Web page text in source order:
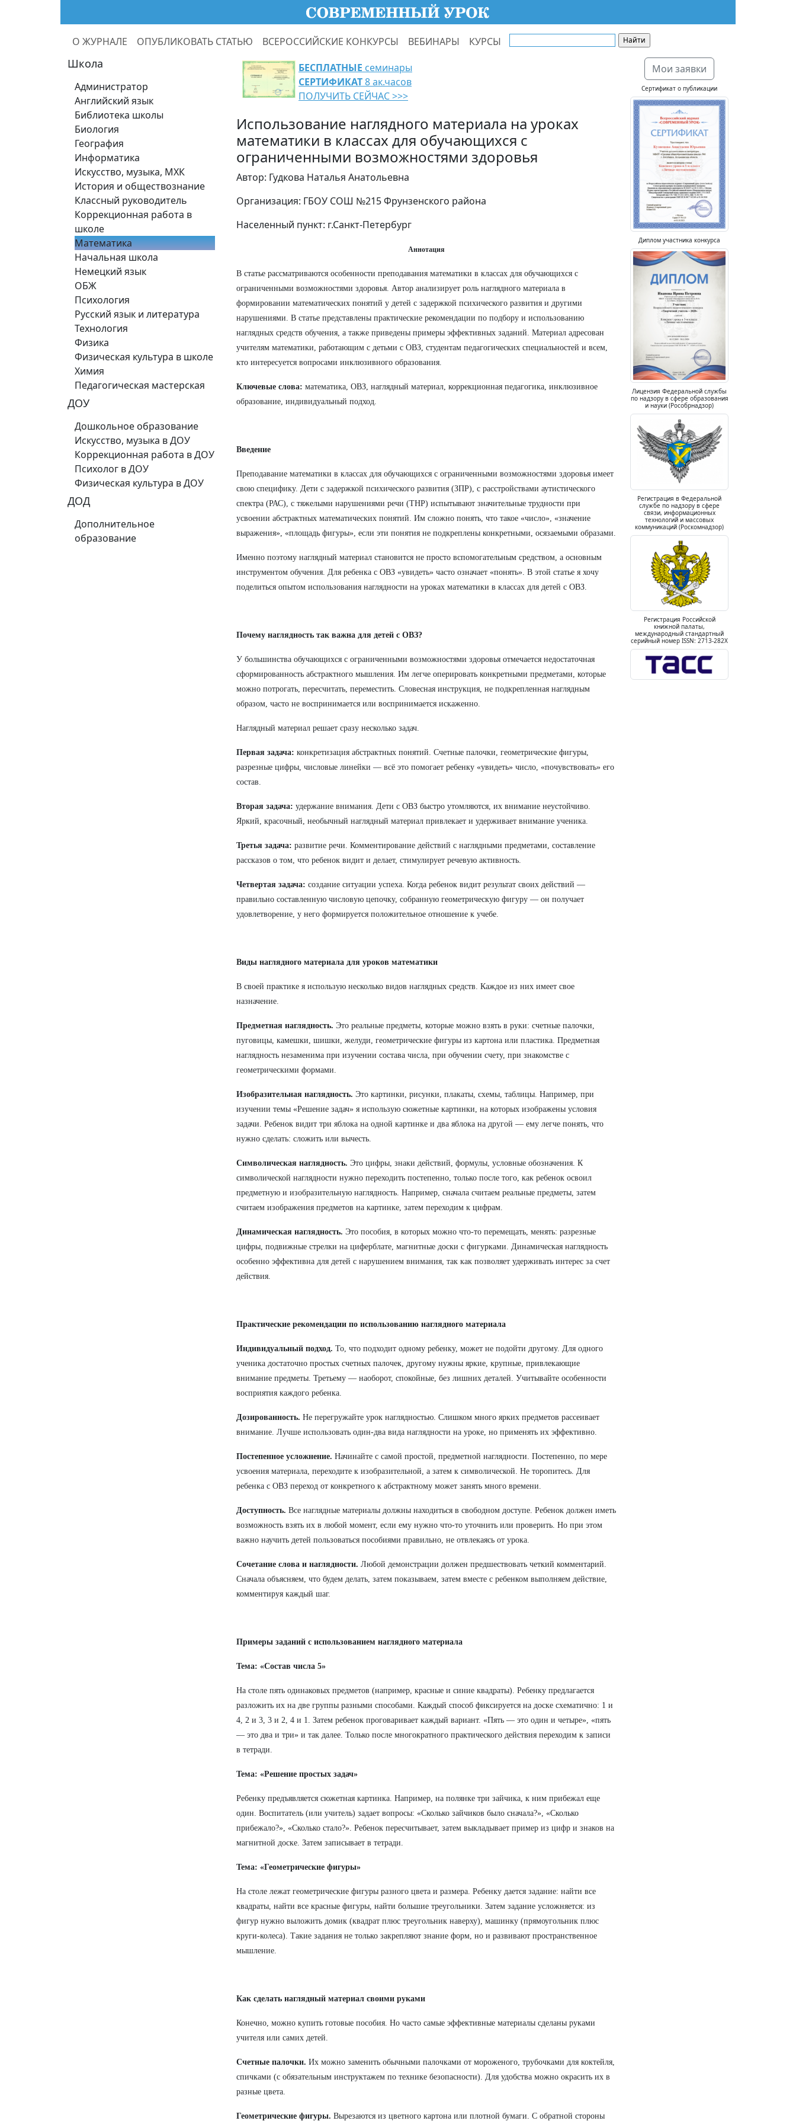
О ЖУРНАЛЕ ОПУБЛИКОВАТЬ СТАТЬЮ ВСЕРОССИЙСКИЕ КОНКУРСЫ ВЕБИНАРЫ КУРСЫ
Школа
Администратор
Английский язык
Библиотека школы
Биология
География
Информатика
Искусство, музыка, МХК
История и обществознание
Классный руководитель
Коррекционная работа в
школе
Математика
Начальная школа
Немецкий язык
ОБЖ
Психология
Русский язык и литература
Технология
Физика
Физическая культура в школе
Химия
Педагогическая мастерская
ДОУ
Дошкольное образование
Искусство, музыка в ДОУ
Коррекционная работа в ДОУ
Психолог в ДОУ
Физическая культура в ДОУ
ДОД
Дополнительное
образование
БЕСПЛАТНЫЕ семинары
СЕРТИФИКАТ8 ак.часов
ПОЛУЧИТЬ СЕЙЧАС >>>
Использование наглядного материала на уроках
математики в классах для обучающихся с
ограниченными возможностями здоровья
Автор: Гудкова Наталья Анатольевна
Организация: ГБОУ СОШ №215 Фрунзенского района
Населенный пункт: г.Санкт-Петербург
Аннотация
В статье рассматриваются особенности преподавания математики в классах для обучающихся с
ограниченными возможностями здоровья. Автор анализирует роль наглядного материала в
формировании математических понятий у детей с задержкой психического развития и другими
нарушениями. В статье представлены практические рекомендации по подбору и использованию
наглядных средств обучения, а также приведены примеры эффективных заданий. Материал адресован
учителям математики, работающим с детьми с ОВЗ, студентам педагогических специальностей и всем,
кто интересуется вопросами инклюзивного образования.
Ключевые слова: математика, ОВЗ, наглядный материал, коррекционная педагогика, инклюзивное
образование, индивидуальный подход.
Введение
Преподавание математики в классах для обучающихся с ограниченными возможностями здоровья имеет
свою специфику. Дети с задержкой психического развития (ЗПР), с расстройствами аутистического
спектра (РАС), с тяжелыми нарушениями речи (ТНР) испытывают значительные трудности при
усвоении абстрактных математических понятий. Им сложно понять, что такое «число», «значение
выражения», «площадь фигуры», если эти понятия не подкреплены конкретными, осязаемыми образами.
Именно поэтому наглядный материал становится не просто вспомогательным средством, а основным
инструментом обучения. Для ребенка с ОВЗ «увидеть» часто означает «понять». В этой статье я хочу
поделиться опытом использования наглядности на уроках математики в классах для детей с ОВЗ.
Почему наглядность так важна для детей с ОВЗ?
У большинства обучающихся с ограниченными возможностями здоровья отмечается недостаточная
сформированность абстрактного мышления. Им легче оперировать конкретными предметами, которые
можно потрогать, пересчитать, переместить. Словесная инструкция, не подкрепленная наглядным
образом, часто не воспринимается или воспринимается искаженно.
Наглядный материал решает сразу несколько задач.
Первая задача: конкретизация абстрактных понятий. Счетные палочки, геометрические фигуры,
разрезные цифры, числовые линейки — всё это помогает ребенку «увидеть» число, «почувствовать» его
состав.
Вторая задача: удержание внимания. Дети с ОВЗ быстро утомляются, их внимание неустойчиво.
Яркий, красочный, необычный наглядный материал привлекает и удерживает внимание ученика.
Третья задача: развитие речи. Комментирование действий с наглядными предметами, составление
рассказов о том, что ребенок видит и делает, стимулирует речевую активность.
Четвертая задача: создание ситуации успеха. Когда ребенок видит результат своих действий —
правильно составленную числовую цепочку, собранную геометрическую фигуру — он получает
удовлетворение, у него формируется положительное отношение к учебе.
Виды наглядного материала для уроков математики
В своей практике я использую несколько видов наглядных средств. Каждое из них имеет свое
назначение.
Предметная наглядность. Это реальные предметы, которые можно взять в руки: счетные палочки,
пуговицы, камешки, шишки, желуди, геометрические фигуры из картона или пластика. Предметная
наглядность незаменима при изучении состава числа, при обучении счету, при знакомстве с
геометрическими формами.
Изобразительная наглядность. Это картинки, рисунки, плакаты, схемы, таблицы. Например, при
изучении темы «Решение задач» я использую сюжетные картинки, на которых изображены условия
задачи. Ребенок видит три яблока на одной картинке и два яблока на другой — ему легче понять, что
нужно сделать: сложить или вычесть.
Символическая наглядность. Это цифры, знаки действий, формулы, условные обозначения. К
символической наглядности нужно переходить постепенно, только после того, как ребенок освоил
предметную и изобразительную наглядность. Например, сначала считаем реальные предметы, затем
считаем изображения предметов на картинке, затем переходим к цифрам.
Динамическая наглядность. Это пособия, в которых можно что-то перемещать, менять: разрезные
цифры, подвижные стрелки на циферблате, магнитные доски с фигурками. Динамическая наглядность
особенно эффективна для детей с нарушением внимания, так как позволяет удерживать интерес за счет
действия.
Практические рекомендации по использованию наглядного материала
Индивидуальный подход. То, что подходит одному ребенку, может не подойти другому. Для одного
ученика достаточно простых счетных палочек, другому нужны яркие, крупные, привлекающие
внимание предметы. Третьему — наоборот, спокойные, без лишних деталей. Учитывайте особенности
восприятия каждого ребенка.
Дозированность. Не перегружайте урок наглядностью. Слишком много ярких предметов рассеивает
внимание. Лучше использовать один-два вида наглядности на уроке, но применять их эффективно.
Постепенное усложнение. Начинайте с самой простой, предметной наглядности. Постепенно, по мере
усвоения материала, переходите к изобразительной, а затем к символической. Не торопитесь. Для
ребенка с ОВЗ переход от конкретного к абстрактному может занять много времени.
Доступность. Все наглядные материалы должны находиться в свободном доступе. Ребенок должен иметь
возможность взять их в любой момент, если ему нужно что-то уточнить или проверить. Но при этом
важно научить детей пользоваться пособиями правильно, не отвлекаясь от урока.
Сочетание слова и наглядности. Любой демонстрации должен предшествовать четкий комментарий.
Сначала объясняем, что будем делать, затем показываем, затем вместе с ребенком выполняем действие,
комментируя каждый шаг.
Примеры заданий с использованием наглядного материала
Тема: «Состав числа 5»
На столе пять одинаковых предметов (например, красные и синие квадраты). Ребенку предлагается
разложить их на две группы разными способами. Каждый способ фиксируется на доске схематично: 1 и
4, 2 и 3, 3 и 2, 4 и 1. Затем ребенок проговаривает каждый вариант. «Пять — это один и четыре», «пять
— это два и три» и так далее. Только после многократного практического действия переходим к записи
в тетради.
Тема: «Решение простых задач»
Ребенку предъявляется сюжетная картинка. Например, на полянке три зайчика, к ним прибежал еще
один. Воспитатель (или учитель) задает вопросы: «Сколько зайчиков было сначала?», «Сколько
прибежало?», «Сколько стало?». Ребенок пересчитывает, затем выкладывает пример из цифр и знаков на
магнитной доске. Затем записывает в тетради.
Тема: «Геометрические фигуры»
На столе лежат геометрические фигуры разного цвета и размера. Ребенку дается задание: найти все
квадраты, найти все красные фигуры, найти большие треугольники. Затем задание усложняется: из
фигур нужно выложить домик (квадрат плюс треугольник наверху), машинку (прямоугольник плюс
круги-колеса). Такие задания не только закрепляют знание форм, но и развивают пространственное
мышление.
Как сделать наглядный материал своими руками
Конечно, можно купить готовые пособия. Но часто самые эффективные материалы сделаны руками
учителя или самих детей.
Счетные палочки. Их можно заменить обычными палочками от мороженого, трубочками для коктейля,
спичками (с обязательным инструктажем по технике безопасности). Для удобства можно окрасить их в
разные цвета.
Геометрические фигуры. Вырезаются из цветного картона или плотной бумаги. С обратной стороны
Мои заявки
Сертификат о публикации
Диплом участника конкурса
Лицензия Федеральной службы
по надзору в сфере образования
и науки (Рособрнадзор)
Регистрация в Федеральной
службе по надзору в сфере
связи, информационных
технологий и массовых
коммуникаций (Роскомнадзор)
Регистрация Российской
книжной палаты,
международный стандартный
серийный номер ISSN: 2713-282X